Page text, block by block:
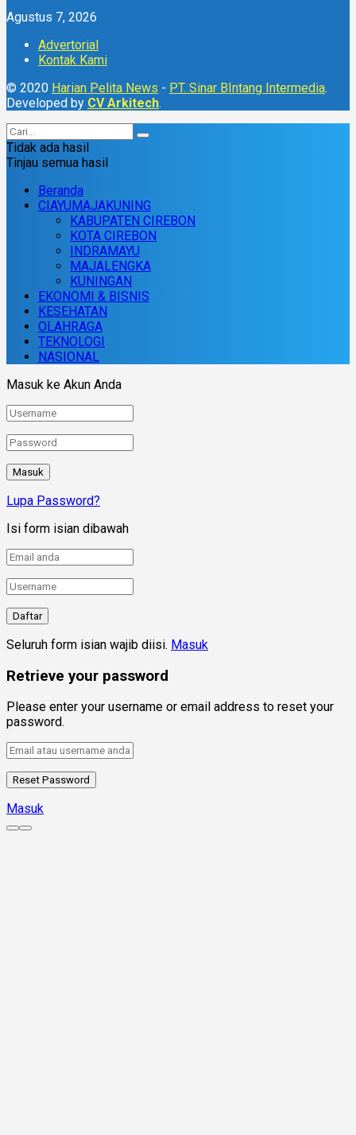
Agustus 7, 2026
Advertorial
Kontak Kami
© 2020 Harian Pelita News - PT. Sinar BIntang Intermedia.
Developed by CV Arkitech.
Tidak ada hasil
Tinjau semua hasil
Beranda
CIAYUMAJAKUNING
KABUPATEN CIREBON
KOTA CIREBON
INDRAMAYU
MAJALENGKA
KUNINGAN
EKONOMI & BISNIS
KESEHATAN
OLAHRAGA
TEKNOLOGI
NASIONAL
Masuk ke Akun Anda
Lupa Password?
Isi form isian dibawah
Seluruh form isian wajib diisi. Masuk
Retrieve your password
Please enter your username or email address to reset your
password.
Masuk